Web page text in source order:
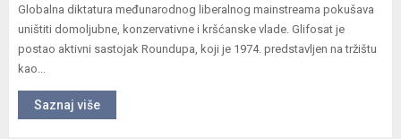
Globalna diktatura međunarodnog liberalnog mainstreama pokušava
uništiti domoljubne, konzervativne i kršćanske vlade. Glifosat je
postao aktivni sastojak Roundupa, koji je 1974. predstavljen na tržištu
kao...
Saznaj više